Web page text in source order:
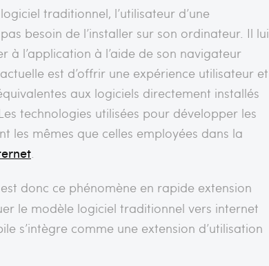
traditionnel, l’utilisateur d’une
besoin de l’installer sur son ordinateur. Il lui
à l’application à l’aide de son navigateur
est d’offrir une expérience utilisateur et
aux logiciels directement installés
technologies utilisées pour développer les
les mêmes que celles employées dans la
.
est donc ce phénomène en rapide extension
le modèle logiciel traditionnel vers internet
s’intègre comme une extension d’utilisation